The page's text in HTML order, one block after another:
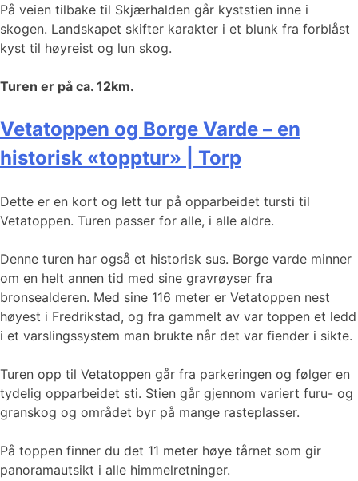
På veien tilbake til Skjærhalden går kyststien inne i
skogen. Landskapet skifter karakter i et blunk fra forblåst
kyst til høyreist og lun skog.
Turen er på ca. 12km.
Vetatoppen og Borge Varde – en
historisk «topptur» | Torp
Dette er en kort og lett tur på opparbeidet tursti til
Vetatoppen. Turen passer for alle, i alle aldre.
Denne turen har også et historisk sus. Borge varde minner
om en helt annen tid med sine gravrøyser fra
bronsealderen. Med sine 116 meter er Vetatoppen nest
høyest i Fredrikstad, og fra gammelt av var toppen et ledd
i et varslingssystem man brukte når det var fiender i sikte.
Turen opp til Vetatoppen går fra parkeringen og følger en
tydelig opparbeidet sti. Stien går gjennom variert furu- og
granskog og området byr på mange rasteplasser.
På toppen finner du det 11 meter høye tårnet som gir
panoramautsikt i alle himmelretninger.